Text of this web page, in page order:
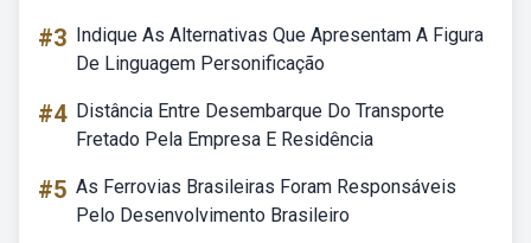
#3 Indique As Alternativas Que Apresentam A Figura
De Linguagem Personificação
#4 Distância Entre Desembarque Do Transporte
Fretado Pela Empresa E Residência
#5 As Ferrovias Brasileiras Foram Responsáveis
Pelo Desenvolvimento Brasileiro